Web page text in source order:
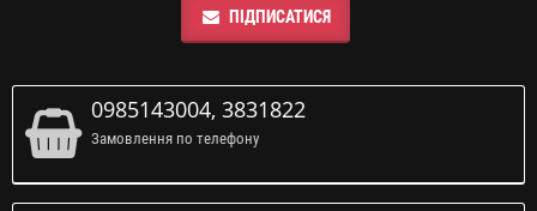
ПІДПИСАТИСЯ
0985143004, 3831822
Замовлення по телефону